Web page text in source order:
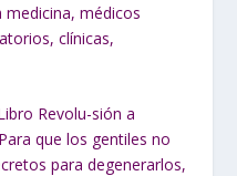
medicina, médicos
clínicas,
Revolu-sión a
que los gentiles no
para degenerarlos,